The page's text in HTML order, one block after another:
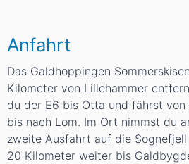
Anfahrt
Das Galdhoppingen
Kilometer von Lillehammer
du der E6 bis Otta und fährst
bis nach Lom. Im Ort nimmst du
zweite Ausfahrt auf die
20 Kilometer weiter bis